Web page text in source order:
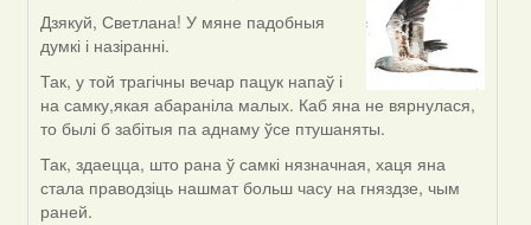
In
reply
to
by
svetlana
Дзякуй, Светлана! У мяне падобныя
думкі і назіранні.
Так, у той трагічны вечар пацук напаў і
на самку,якая абараніла малых. Каб яна не вярнулася,
то былі б забітыя па аднаму ўсе птушаняты.
Так, здаецца, што рана ў самкі нязначная, хаця яна
стала праводзіць нашмат больш часу на гняздзе, чым
раней.